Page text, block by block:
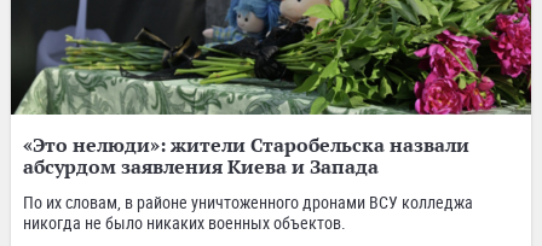
«Это нелюди»: жители Старобельска назвали
абсурдом заявления Киева и Запада
По их словам, в районе уничтоженного дронами ВСУ колледжа
никогда не было никаких военных объектов.